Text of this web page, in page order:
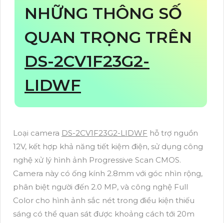
NHỮNG THÔNG SỐ
QUAN TRỌNG TRÊN
DS-2CV1F23G2-
LIDWF
Loại camera DS-2CV1F23G2-LIDWF hỗ trợ nguồn
12V, kết hợp khả năng tiết kiệm điện, sử dụng công
nghệ xử lý hình ảnh Progressive Scan CMOS.
Camera này có ống kính 2.8mm với góc nhìn rộng,
phân biệt người đến 2.0 MP, và công nghệ Full
Color cho hình ảnh sắc nét trong điều kiện thiếu
sáng có thể quan sát được khoảng cách tới 20m